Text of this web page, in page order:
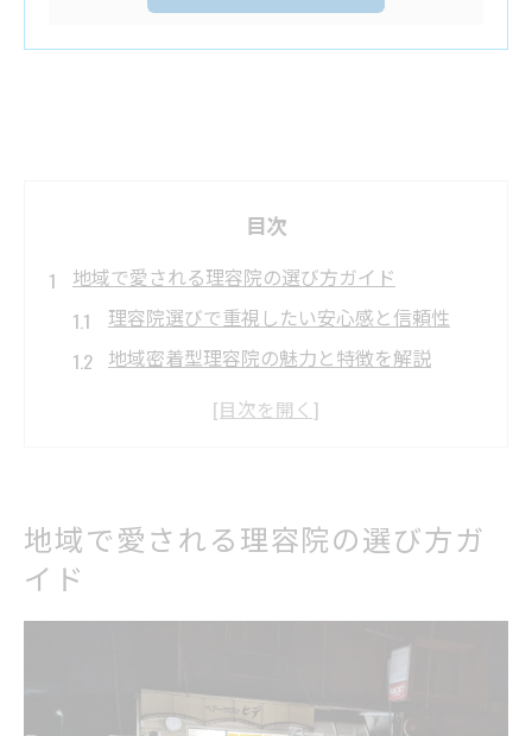
目次
地域で愛される理容院の選び方ガイド
理容院選びで重視したい安心感と信頼性
地域密着型理容院の魅力と特徴を解説
理容院の口コミ情報を有効活用する方法
総合調髪の魅力が光る理容院体験談
理容院の総合調髪で得られるリフレッシュ
効果
地域で愛される理容院の選び方ガ
イド